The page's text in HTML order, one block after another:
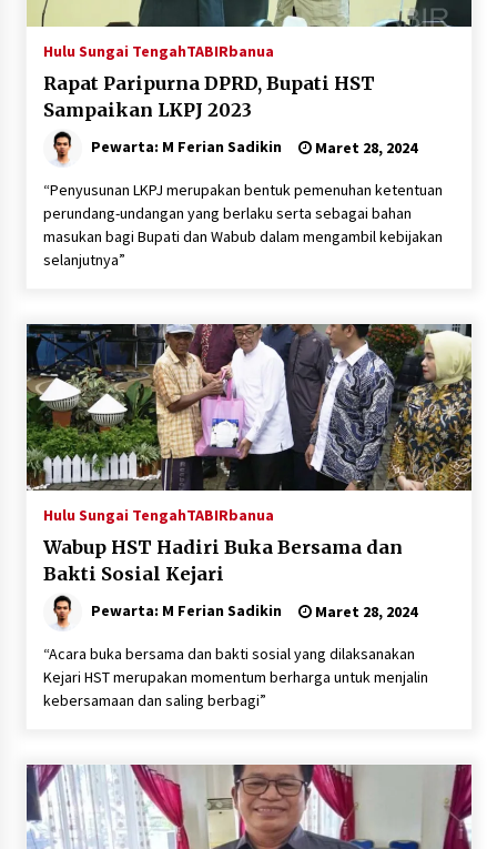
Hulu Sungai TengahTABIRbanua
Rapat Paripurna DPRD, Bupati HST
Sampaikan LKPJ 2023
Pewarta: M Ferian Sadikin Maret 28, 2024
“Penyusunan LKPJ merupakan bentuk pemenuhan ketentuan
perundang-undangan yang berlaku serta sebagai bahan
masukan bagi Bupati dan Wabub dalam mengambil kebijakan
selanjutnya”
Hulu Sungai TengahTABIRbanua
Wabup HST Hadiri Buka Bersama dan
Bakti Sosial Kejari
Pewarta: M Ferian Sadikin Maret 28, 2024
“Acara buka bersama dan bakti sosial yang dilaksanakan
Kejari HST merupakan momentum berharga untuk menjalin
kebersamaan dan saling berbagi”